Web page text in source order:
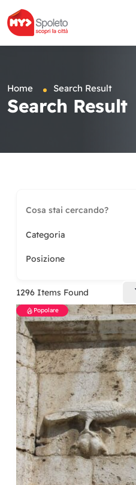
Home Search Result
Search Result
Categoria
Posizione
1296 Items Found
Popolare